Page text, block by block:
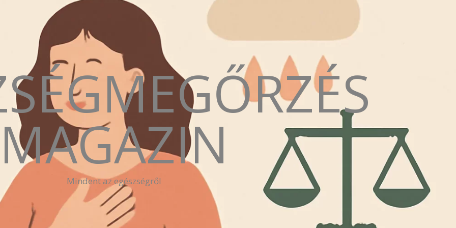
MAGAZIN
Mindent az egészségről